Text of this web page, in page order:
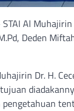
STAI Al
Deden
Dr. H.
pengetahuan